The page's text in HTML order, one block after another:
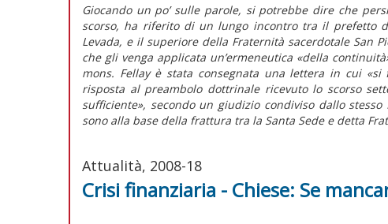
Giocando un po’ sulle parole, si potrebbe dire che
scorso, ha riferito di un lungo incontro tra il prefetto
Levada, e il superiore della Fraternità sacerdotale San
che gli venga applicata un’ermeneutica «della
mons. Fellay è stata consegnata una lettera in cui
risposta al preambolo dottrinale ricevuto lo scorso
sufficiente», secondo un giudizio condiviso dallo
sono alla base della frattura tra la Santa Sede e detta
Attualità, 2008-18
Crisi finanziaria - Chiese: Se